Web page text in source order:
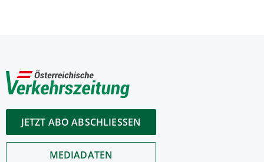
JETZT ABO ABSCHLIESSEN
MEDIADATEN